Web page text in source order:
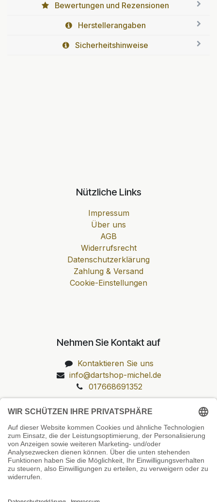
Bewertungen und Rezensionen
Herstellerangaben
Sicherheitshinweise
Nützliche Links
Impressum
Über uns
AGB
Widerrufsrecht
Datenschutzerklärung
Zahlung & Versand
Cookie-Einstellungen
Nehmen Sie Kontakt auf
Kontaktieren Sie uns
info@dartshop-michel.de
017668691352
Unsere Prüfsiegel